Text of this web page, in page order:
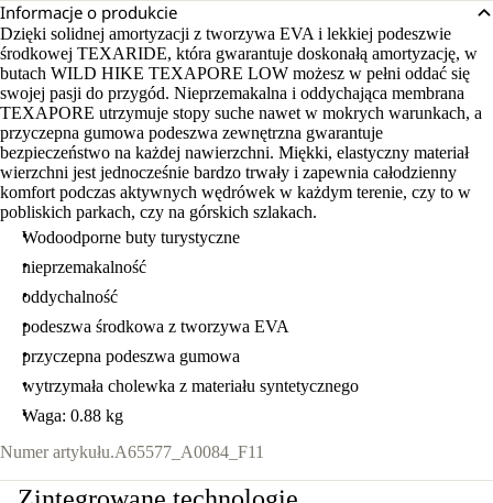
Informacje o produkcie
Dzięki solidnej amortyzacji z tworzywa EVA i lekkiej podeszwie
środkowej TEXARIDE, która gwarantuje doskonałą amortyzację, w
butach WILD HIKE TEXAPORE LOW możesz w pełni oddać się
swojej pasji do przygód. Nieprzemakalna i oddychająca membrana
TEXAPORE utrzymuje stopy suche nawet w mokrych warunkach, a
przyczepna gumowa podeszwa zewnętrzna gwarantuje
bezpieczeństwo na każdej nawierzchni. Miękki, elastyczny materiał
wierzchni jest jednocześnie bardzo trwały i zapewnia całodzienny
komfort podczas aktywnych wędrówek w każdym terenie, czy to w
pobliskich parkach, czy na górskich szlakach.
Wodoodporne buty turystyczne
nieprzemakalność
oddychalność
podeszwa środkowa z tworzywa EVA
przyczepna podeszwa gumowa
wytrzymała cholewka z materiału syntetycznego
Waga: 0.88 kg
Numer artykułu.A65577_A0084_F11